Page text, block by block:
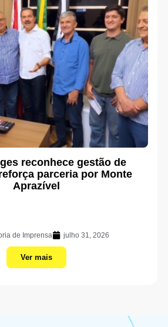
reconhece gestão de
parceria por Monte
Aprazível
de Imprensa julho 31, 2026
Ver mais